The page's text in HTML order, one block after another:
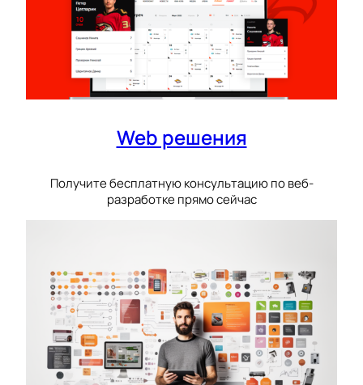
Web решения
Получите бесплатную консультацию по веб-
разработке прямо сейчас